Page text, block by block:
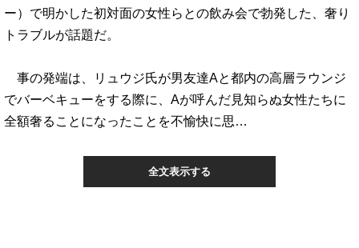
ー）で明かした初対面の女性らとの飲み会で勃発した、奢り
トラブルが話題だ。
事の発端は、リュウジ氏が男友達Aと都内の高層ラウンジ
でバーベキューをする際に、Aが呼んだ見知らぬ女性たちに
全額奢ることになったことを不愉快に思…
全文表示する